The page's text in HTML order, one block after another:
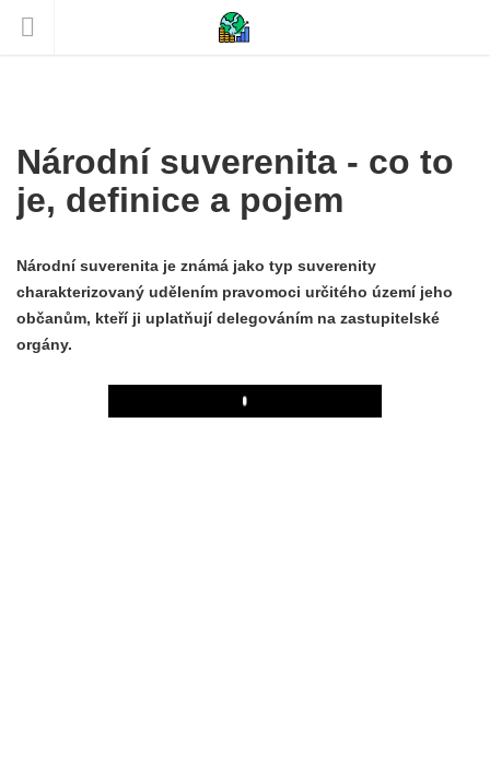
Národní suverenita - co to
je, definice a pojem
Národní suverenita je známá jako typ suverenity
charakterizovaný udělením pravomoci určitého území jeho
občanům, kteří ji uplatňují delegováním na zastupitelské
orgány.
Play